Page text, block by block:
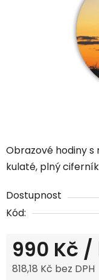
Obrazové hodiny s
kulaté, plný
Dostupnost
Kód:
990 Kč /
818,18 Kč bez DPH